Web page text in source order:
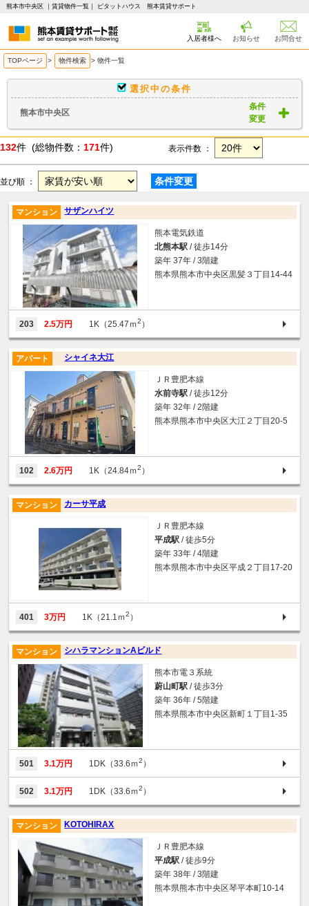
熊本市中央区 ｜賃貸物件一覧｜ ピタットハウス 熊本賃貸サポート
入居者様へ お知らせ お問合せ
TOPページ > 物件検索 > 物件一覧
選択中の条件
熊本市中央区
条件
変更
132件 (総物件数： 171件) 表示件数 ：
並び順 ： 条件変更
サザンハイツ
マンション
熊本電気鉄道
北熊本駅 / 徒歩14分
築年 37年 / 3階建
熊本県熊本市中央区黒髪３丁目14-44
203 2.5万円 1K（25.47ｍ2 ）
シャイネ大江
アパート
ＪＲ豊肥本線
水前寺駅 / 徒歩12分
築年 32年 / 2階建
熊本県熊本市中央区大江２丁目20-5
102 2.6万円 1K（24.84ｍ2 ）
カーサ平成
マンション
ＪＲ豊肥本線
平成駅 / 徒歩5分
築年 33年 / 4階建
熊本県熊本市中央区平成２丁目17-20
401 3万円 1K（21.1ｍ2 ）
シハラマンションAビルド
マンション
熊本市電３系統
蔚山町駅 / 徒歩3分
築年 36年 / 5階建
熊本県熊本市中央区新町１丁目1-35
501 3.1万円 1DK（33.6ｍ2 ）
502 3.1万円 1DK（33.6ｍ2 ）
KOTOHIRAX
マンション
ＪＲ豊肥本線
平成駅 / 徒歩9分
築年 38年 / 3階建
熊本県熊本市中央区琴平本町10-14